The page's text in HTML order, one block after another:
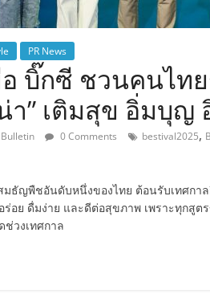
PR News
บิ๊กซี ชวนคนไทย
” เติมสุข อิ่มบุญ
0 Comments bestival2025,
มธัญพืชอันดับหนึ่งของไทย ต้อนรับเทศก
อย ดื่มง่าย และดีต่อสุขภาพ เพราะทุกสูต
ช่วงเทศกาล